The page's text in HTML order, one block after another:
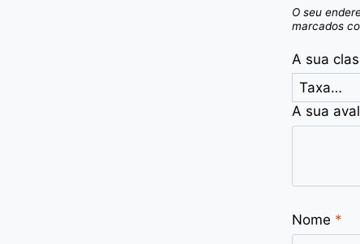
O seu
marcados
A sua
A sua
Nome *